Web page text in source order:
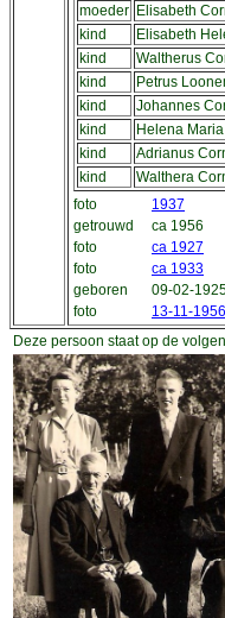
moeder Elisabeth
kind
Elisabeth
kind
Waltherus
kind
Petrus
kind
Johannes
kind
Helena
kind
Adrianus
kind
Walthera
foto
1937
getrouwd
ca 1956
foto
ca 1927
foto
ca 1933
geboren
09-02-
foto
13-11-1956
Deze persoon staat op de